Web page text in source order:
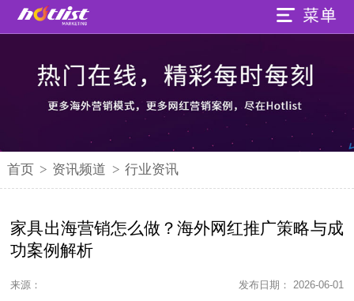
首页 > 资讯频道 > 行业资讯
家具出海营销怎么做？海外网红推广策略与成
功案例解析
来源： 发布日期： 2026-06-01